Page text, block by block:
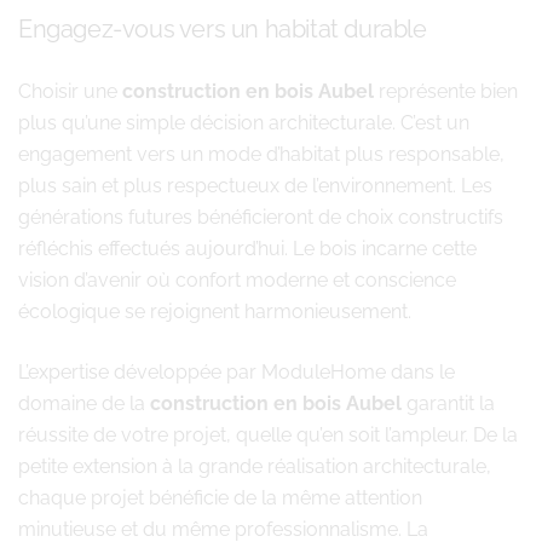
Engagez-vous vers un habitat durable
Choisir une construction en bois Aubel représente bien
plus qu’une simple décision architecturale. C’est un
engagement vers un mode d’habitat plus responsable,
plus sain et plus respectueux de l’environnement. Les
générations futures bénéficieront de choix constructifs
réfléchis effectués aujourd’hui. Le bois incarne cette
vision d’avenir où confort moderne et conscience
écologique se rejoignent harmonieusement.
L’expertise développée par ModuleHome dans le
domaine de la construction en bois Aubel garantit la
réussite de votre projet, quelle qu’en soit l’ampleur. De la
petite extension à la grande réalisation architecturale,
chaque projet bénéficie de la même attention
minutieuse et du même professionnalisme. La